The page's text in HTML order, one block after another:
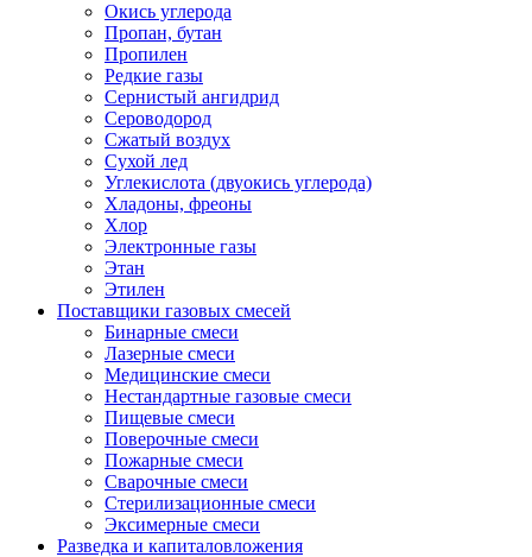
Окись углерода
Пропан, бутан
Пропилен
Редкие газы
Сернистый ангидрид
Сероводород
Сжатый воздух
Сухой лед
Углекислота (двуокись углерода)
Хладоны, фреоны
Хлор
Электронные газы
Этан
Этилен
Поставщики газовых смесей
Бинарные смеси
Лазерные смеси
Медицинские смеси
Нестандартные газовые смеси
Пищевые смеси
Поверочные смеси
Пожарные смеси
Сварочные смеси
Стерилизационные смеси
Эксимерные смеси
Разведка и капиталовложения